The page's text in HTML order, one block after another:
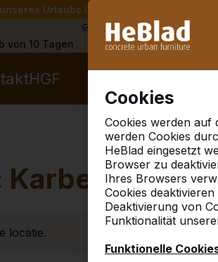
Urlaubs liefern wir von Woche 31
Cookies
Cookies werden auf
werden Cookies
HeBlad eingesetzt
Browser zu
Ihres Browsers
Cookies
Deaktivierung von
Funktionalität
Funktionelle
Schon mehr als 30.000
10 Tagen
HGF
Karben
locatie.